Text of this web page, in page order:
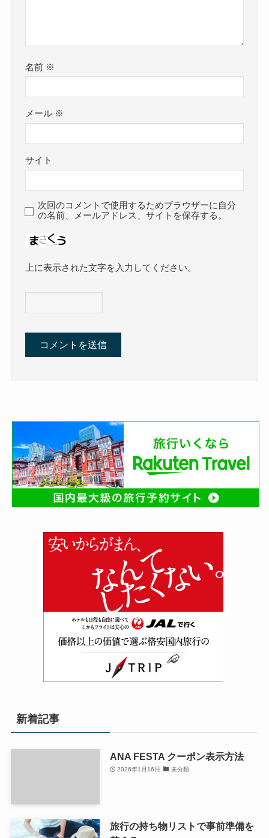
名前 ※
メール ※
サイト
次回のコメントで使用するためブラウザーに自分
の名前、メールアドレス、サイトを保存する。
上に表示された文字を入力してください。
新着記事
ANA FESTA クーポン表示方法
2026年1月16日 未分類
旅行の持ち物リストで事前準備を